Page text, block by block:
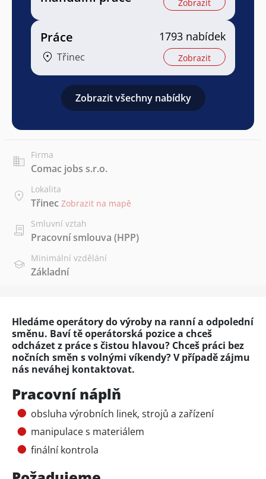
Zobrazit
Práce
Třinec
1793 nabídek
Zobrazit
Zobrazit všechny nabídky
Firma
Comac jobs s.r.o.
Lokalita
Třinec Zobrazit na mapě
Smluvní vztah
Pracovní smlouva (HPP)
Minimální vzdělání
Základní
Hledáme operátory do výroby na ranní a odpolední
směnu. Baví tě operátorská pozice a chceš
odcházet z práce s čistou hlavou? Chceš práci bez
nočních směn s volnými víkendy? V případě zájmu
nás neváhej kontaktovat.
Pracovní náplň
obsluha výrobních linek, strojů a zařízení
manipulace s materiálem ‍
finální kontrola